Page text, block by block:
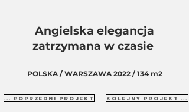
Angielska elegancja
zatrzymana w czasie
POLSKA / WARSZAWA 2022 / 134 m2
... poprzedni projekt kolejny projekt ...